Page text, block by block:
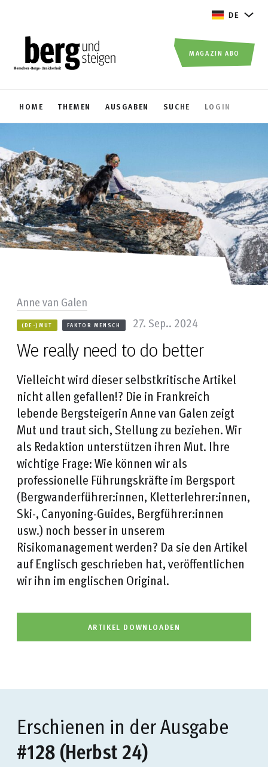
DE
HOME THEMEN AUSGABEN SUCHE LOGIN
MAGAZIN ABO
We really need to do better
(DE-)MUT FAKTOR MENSCH 27. Sep.. 2024
Anne van Galen
Vielleicht wird dieser selbstkritische Artikel
nicht allen gefallen!? Die in Frankreich
lebende Bergsteigerin Anne van Galen zeigt
Mut und traut sich, Stellung zu beziehen. Wir
als Redaktion unterstützen ihren Mut. Ihre
wichtige Frage: Wie können wir als
professionelle Führungskräfte im Bergsport
(Bergwanderführer:innen, Kletterlehrer:innen,
Ski-, Canyoning-Guides, Bergführer:innen
usw.) noch besser in unserem
Risikomanagement werden? Da sie den Artikel
auf Englisch geschrieben hat, veröffentlichen
wir ihn im englischen Original.
ARTIKEL DOWNLOADEN
Erschienen in der Ausgabe
#128 (Herbst 24)